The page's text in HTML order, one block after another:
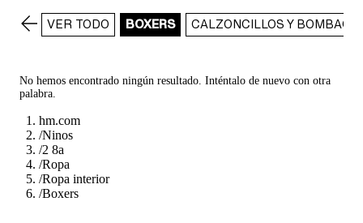
VER TODO BOXERS CALZONCILLOS Y
No hemos encontrado ningún resultado. Inténtalo de nuevo con otra
palabra.
hm.com
/Ninos
/2 8a
/Ropa
/Ropa interior
/Boxers